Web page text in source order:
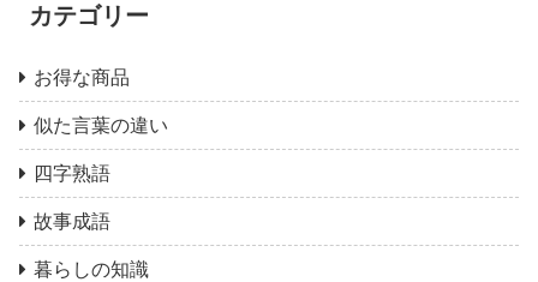
カテゴリー
お得な商品
似た言葉の違い
四字熟語
故事成語
暮らしの知識